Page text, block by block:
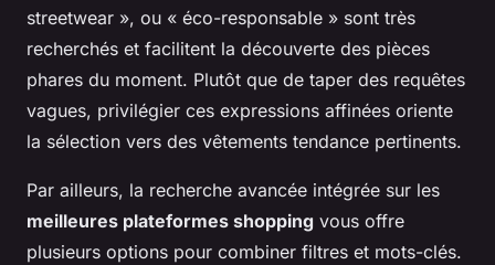
streetwear », ou « éco-responsable » sont très
recherchés et facilitent la découverte des pièces
phares du moment. Plutôt que de taper des requêtes
vagues, privilégier ces expressions affinées oriente
la sélection vers des vêtements tendance pertinents.
Par ailleurs, la recherche avancée intégrée sur les
meilleures plateformes shopping vous offre
plusieurs options pour combiner filtres et mots-clés.